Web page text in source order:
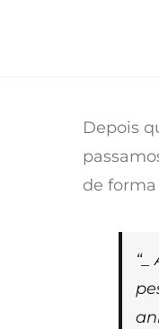
Depois
de